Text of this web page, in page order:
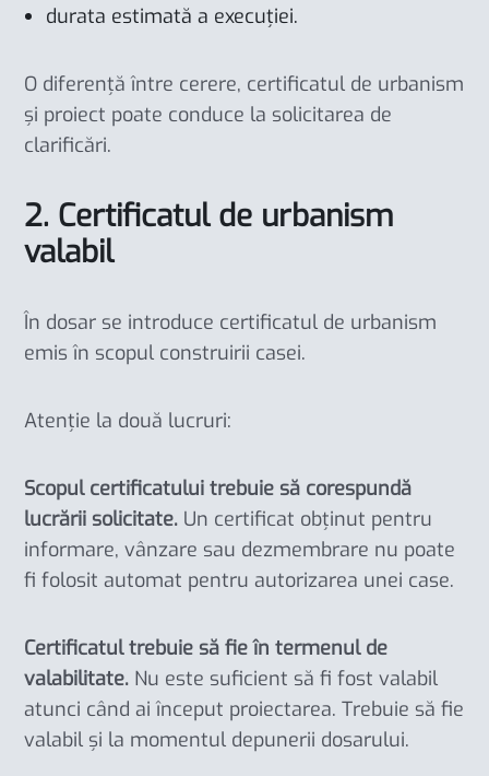
durata estimată a execuției.
O diferență între cerere, certificatul de urbanism
și proiect poate conduce la solicitarea de
clarificări.
2. Certificatul de urbanism
valabil
În dosar se introduce certificatul de urbanism
emis în scopul construirii casei.
Atenție la două lucruri:
Scopul certificatului trebuie să corespundă
lucrării solicitate. Un certificat obținut pentru
informare, vânzare sau dezmembrare nu poate
fi folosit automat pentru autorizarea unei case.
Certificatul trebuie să fie în termenul de
valabilitate. Nu este suficient să fi fost valabil
atunci când ai început proiectarea. Trebuie să fie
valabil și la momentul depunerii dosarului.